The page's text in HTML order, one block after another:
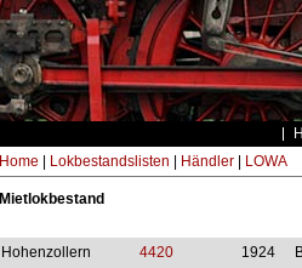
Home Lokbestandslisten Händler| LOWA
Mietlokbestand
Hohenzollern 4420 1924